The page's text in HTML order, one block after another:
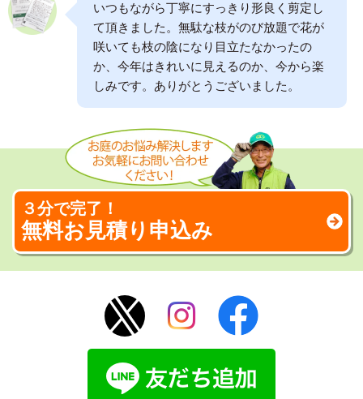
いつもながら丁寧にすっきり形良く剪定し
て頂きました。無駄な枝がのび放題で花が
咲いても枝の陰になり目立たなかったの
か、今年はきれいに見えるのか、今から楽
しみです。ありがとうございました。
３分で完了！
無料お見積り申込み